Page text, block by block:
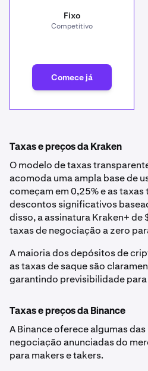
Fixo
Competitivo
Comece já
Taxas e preços da Kraken
O modelo de taxas
acomoda uma ampla base de
começam em 0,25% e as
descontos significativos
disso, a assinatura Kraken+ de
taxas de negociação a zero
A maioria dos depósitos de
as taxas de saque são
garantindo previsibilidade
Taxas e preços da Binance
A Binance oferece algumas
negociação anunciadas do
para makers e takers.